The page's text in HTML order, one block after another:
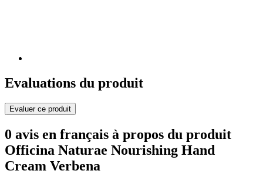
Evaluations du produit
Evaluer ce produit
0 avis en français à propos du produit
Officina Naturae Nourishing Hand
Cream Verbena